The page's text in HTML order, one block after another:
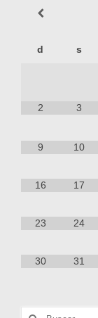
d s
2 3
9 10
16 17
23 24
30 31